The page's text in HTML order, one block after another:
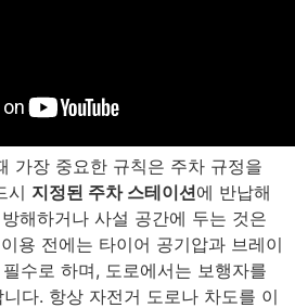
가장 중요한 규칙은 주차 규정을
시 지정된 주차 스테이션에 반납해
해하거나 사설 공간에 두는 것은
용 전에는 타이어 공기압과 브레이
수로 하며, 도로에서는 보행자를
다. 항상 자전거 도로나 차도를 이